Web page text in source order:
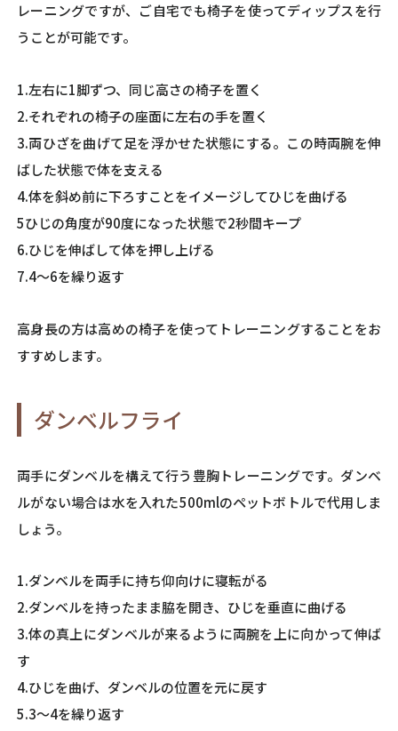
レーニングですが、ご自宅でも椅子を使ってディップスを行
うことが可能です。
1.左右に1脚ずつ、同じ高さの椅子を置く
2.それぞれの椅子の座面に左右の手を置く
3.両ひざを曲げて足を浮かせた状態にする。この時両腕を伸
ばした状態で体を支える
4.体を斜め前に下ろすことをイメージしてひじを曲げる
5ひじの角度が90度になった状態で2秒間キープ
6.ひじを伸ばして体を押し上げる
7.4～6を繰り返す
高身長の方は高めの椅子を使ってトレーニングすることをお
すすめします。
ダンベルフライ
両手にダンベルを構えて行う豊胸トレーニングです。ダンベ
ルがない場合は水を入れた500mlのペットボトルで代用しま
しょう。
1.ダンベルを両手に持ち仰向けに寝転がる
2.ダンベルを持ったまま脇を開き、ひじを垂直に曲げる
3.体の真上にダンベルが来るように両腕を上に向かって伸ば
す
4.ひじを曲げ、ダンベルの位置を元に戻す
5.3～4を繰り返す